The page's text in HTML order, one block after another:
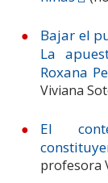
Bajar el
La
Roxana
Viviana
El
profesora